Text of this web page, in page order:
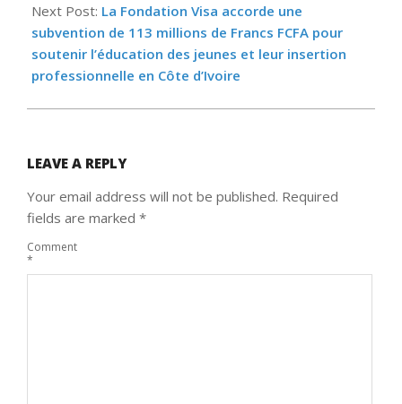
Next Post: La Fondation Visa accorde une
subvention de 113 millions de Francs FCFA pour
soutenir l’éducation des jeunes et leur insertion
professionnelle en Côte d’Ivoire
LEAVE A REPLY
Your email address will not be published. Required
fields are marked *
Comment
*